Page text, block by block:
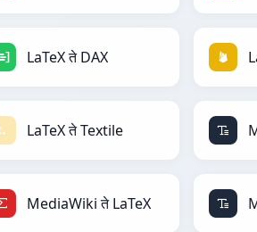
LaTeX ते DAX
LaTeX ते Textile
MediaWiki ते LaTeX